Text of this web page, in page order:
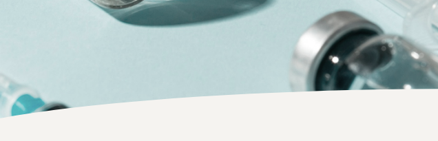
แผนเก็บตัวอย่างเฝ้าระวัง
คู่มือและแบบฟอร์ม